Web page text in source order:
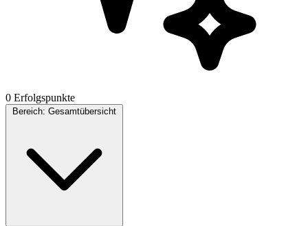
0 Erfolgspunkte
Bereich: Gesamtübersicht